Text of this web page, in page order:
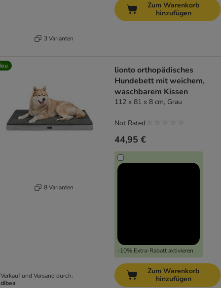
3 Varianten
Zum Warenkorb
hinzufügen
8 Varianten
Verkauf und Versand durch:
dibea
lionto orthopädisches
Hundebett mit weichem,
waschbarem Kissen
112 x 81 x 8 cm, Grau
44,95 €
-10% Extra-Rabatt aktivieren
Not Rated
Zum Warenkorb
hinzufügen